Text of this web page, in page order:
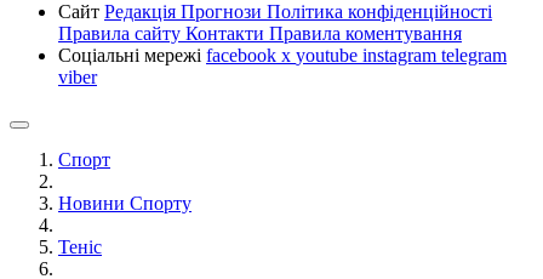
Сайт Редакція Прогнози Політика конфіденційності
Правила сайту Контакти Правила коментування
Соціальні мережі facebook x youtube instagram telegram
viber
Спорт
Новини Спорту
Теніс